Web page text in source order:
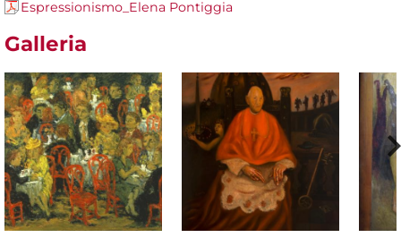
Espressionismo_Elena Pontiggia
Galleria